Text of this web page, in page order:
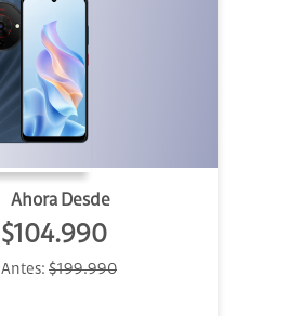
Ahora Desde
$104.990
Antes: $199.990